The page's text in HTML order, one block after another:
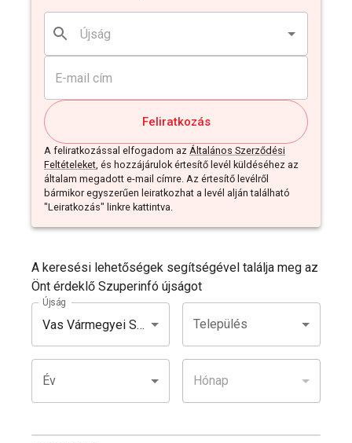
Feliratkozás
A feliratkozással elfogadom az Általános Szerződési
Feltételeket, és hozzájárulok értesítő levél küldéséhez az
általam megadott e-mail címre. Az értesítő levélről
bármikor egyszerűen leiratkozhat a levél alján található
"Leiratkozás" linkre kattintva.
A keresési lehetőségek segítségével találja meg az
Önt érdeklő Szuperinfó újságot
Újság
Vas Vármegyei Szuperinfó Település
Év Hónap